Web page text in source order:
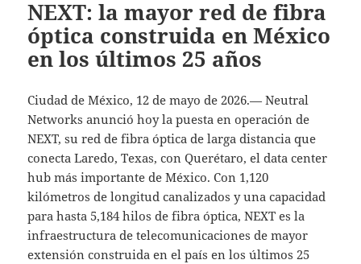
NEXT: la mayor red de fibra
óptica construida en México
en los últimos 25 años
Ciudad de México, 12 de mayo de 2026.— Neutral
Networks anunció hoy la puesta en operación de
NEXT, su red de fibra óptica de larga distancia que
conecta Laredo, Texas, con Querétaro, el data center
hub más importante de México. Con 1,120
kilómetros de longitud canalizados y una capacidad
para hasta 5,184 hilos de fibra óptica, NEXT es la
infraestructura de telecomunicaciones de mayor
extensión construida en el país en los últimos 25